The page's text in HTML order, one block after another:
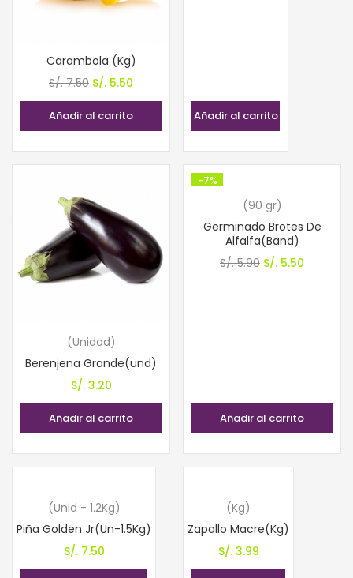
Carambola (Kg)
S/.7.50 El
precio
original
S/. 7.50.
S/. 5.50
precio
S/. 5.50.
Añadir al carrito Añadir al carrito
(Unidad)
Berenjena Grande(und)
S/.3.20
Añadir al carrito
-7%
(90 gr)
Germinado Brotes De
Alfalfa(Band)
S/.5.90 El
S/. 5.50
Añadir al carrito
(Unid - 1.2Kg)
Piña Golden Jr(Un-1.5Kg)
S/.7.50
(Kg)
Zapallo Macre(Kg)
S/.3.99